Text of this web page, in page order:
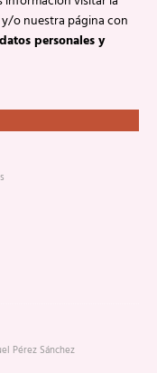
y/o nuestra página con
personales y
Pérez Sánchez